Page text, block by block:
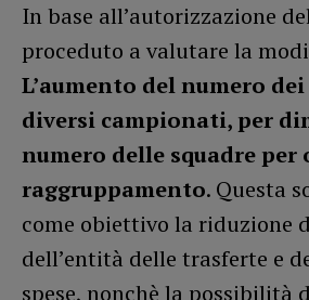
In base all’autorizzazione
proceduto a valutare la
L’aumento del numero
diversi campionati, per
numero delle squadre per
raggruppamento. Questa
come obiettivo la riduzione
dell’entità delle trasferte e
spese, nonchè la possibilità